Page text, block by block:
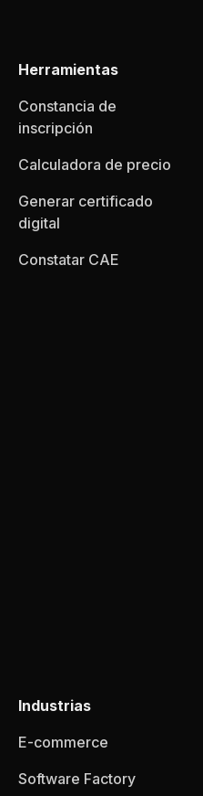
Herramientas
Constancia de
inscripción
Calculadora de precio
Generar certificado
digital
Constatar CAE
Industrias
E-commerce
Software Factory